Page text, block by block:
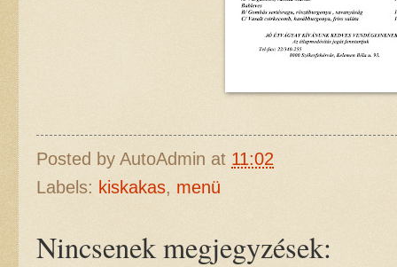
Posted by AutoAdmin at 11:02
Labels: kiskakas, menü
Nincsenek megjegyzések: